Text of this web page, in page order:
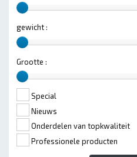
gewicht :
Grootte :
Special
Nieuws
Onderdelen van topkwaliteit
Professionele producten